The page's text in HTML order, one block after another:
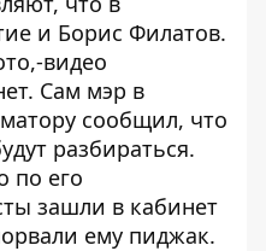
и Борис Филатов.
видео
Сам мэр в
сообщил, что
разбираться.
по его
зашли в кабинет
ему пиджак.